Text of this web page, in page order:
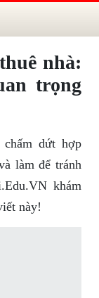
nhà:
trọng
dứt hợp
làm để tránh
khám
này!